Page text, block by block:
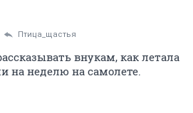
Птица_щастья
внукам, как летала
на неделю на самолете.